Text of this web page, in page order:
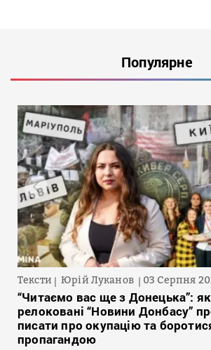
Популярне
Тексти Юрій Луканов 03 Серпня
“Читаємо вас ще з Донецька”: як
релоковані “Новини Донбасу”
писати про окупацію та
пропагандою